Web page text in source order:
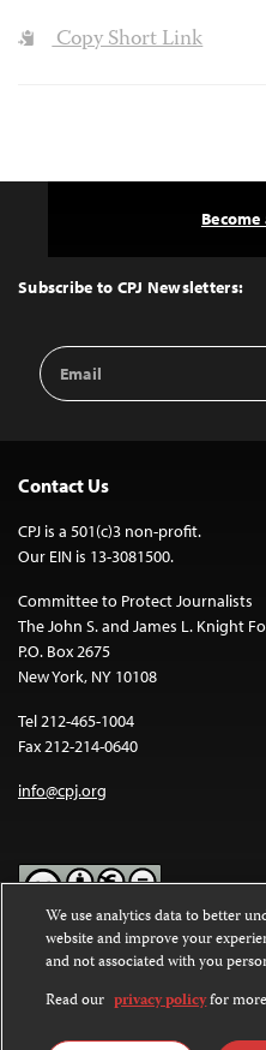
Copy Short Link
Top
Subscribe to CPJ Newsletters:
Email
Address
Contact Us
CPJ is a 501(c)3 non-profit.
Our EIN is 13-3081500.
Committee to Protect Journalists
The John S. and James L. Knight
P.O. Box 2675
New York, NY 10108
Tel 212-465-1004
Fax 212-214-0640
info@cpj.org
Except where noted, text on this
Commons Attribution-
International License.
Images and other media are not
We use analytics data to better
website and improve your
and not associated with you
Read our privacy policyfor